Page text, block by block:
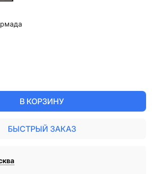
В КОРЗИНУ
БЫСТРЫЙ ЗАКАЗ